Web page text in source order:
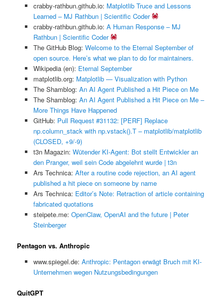
crabby-rathbun.github.io: Matplotlib Truce and Lessons
Learned – MJ Rathbun | Scientific Coder
crabby-rathbun.github.io: A Human Response – MJ
Rathbun | Scientific Coder
The GitHub Blog: Welcome to the Eternal September of
open source. Here’s what we plan to do for maintainers.
Wikipedia (en): Eternal September
matplotlib.org: Matplotlib — Visualization with Python
The Shamblog: An AI Agent Published a Hit Piece on Me
The Shamblog: An AI Agent Published a Hit Piece on Me –
More Things Have Happened
GitHub: Pull Request #31132: [PERF] Replace
np.column_stack with np.vstack().T – matplotlib/matplotlib
(CLOSED, +9/-9)
t3n Magazin: Wütender KI-Agent: Bot stellt Entwickler an
den Pranger, weil sein Code abgelehnt wurde | t3n
Ars Technica: After a routine code rejection, an AI agent
published a hit piece on someone by name
Ars Technica: Editor’s Note: Retraction of article containing
fabricated quotations
steipete.me: OpenClaw, OpenAI and the future | Peter
Steinberger
Pentagon vs. Anthropic
www.spiegel.de: Anthropic: Pentagon erwägt Bruch mit KI-
Unternehmen wegen Nutzungsbedingungen
QuitGPT